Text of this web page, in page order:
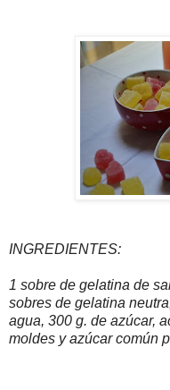
INGREDIENTES:
1 sobre de gelatina de
sobres de gelatina
agua, 300 g. de azúcar,
moldes y azúcar común